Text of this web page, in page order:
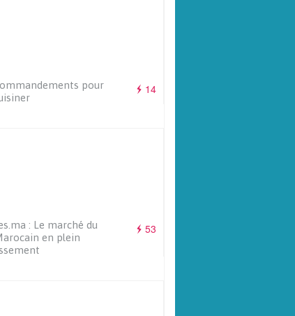
14
pour
53
: Le marché du
en plein